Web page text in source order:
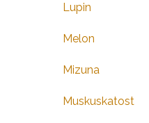
Lupin
Melon
Mizuna
Muskuskatost